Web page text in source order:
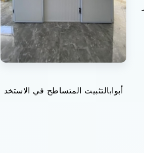
أبوابالتثبيت المتساطح في الاستخد